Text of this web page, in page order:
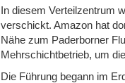
In diesem Verteilzentrum
verschickt. Amazon hat
Nähe zum Paderborner
Mehrschichtbetrieb, um
Die Führung begann im